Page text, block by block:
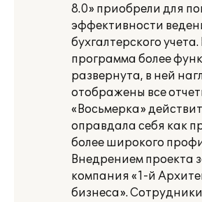
8.0» приобрели для
эффективности
бухгалтерского
программа более
развернута, в ней
отображены все
«Восьмерка»
оправдала себя как
более широкого
Внедрением проекта
компания «1-й
бизнеса».